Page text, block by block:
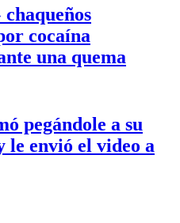
cocaína
una quema
pegándole a su
le envió el video a